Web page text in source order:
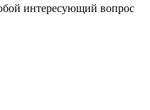
интересующий вопрос